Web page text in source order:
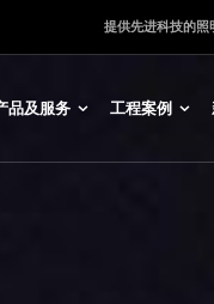
提供先进科技的
品及服务 工程案例